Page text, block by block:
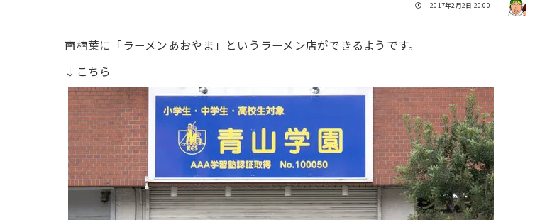
投稿日
2017年2月2日 20:00
南楠葉に「ラーメンあおやま」というラーメン店ができるようです。
↓こちら